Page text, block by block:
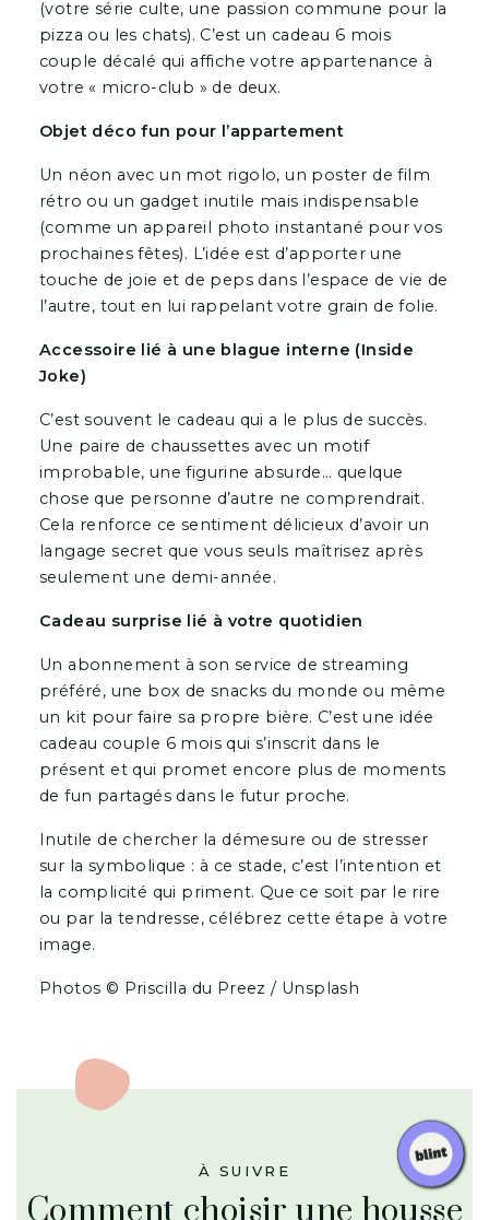
(votre série culte, une passion commune pour la
pizza ou les chats). C’est un cadeau 6 mois
couple décalé qui affiche votre appartenance à
votre « micro-club » de deux.
Objet déco fun pour l’appartement
Un néon avec un mot rigolo, un poster de film
rétro ou un gadget inutile mais indispensable
(comme un appareil photo instantané pour vos
prochaines fêtes). L’idée est d’apporter une
touche de joie et de peps dans l’espace de vie de
l’autre, tout en lui rappelant votre grain de folie.
Accessoire lié à une blague interne (Inside
Joke)
C’est souvent le cadeau qui a le plus de succès.
Une paire de chaussettes avec un motif
improbable, une figurine absurde… quelque
chose que personne d’autre ne comprendrait.
Cela renforce ce sentiment délicieux d’avoir un
langage secret que vous seuls maîtrisez après
seulement une demi-année.
Cadeau surprise lié à votre quotidien
Un abonnement à son service de streaming
préféré, une box de snacks du monde ou même
un kit pour faire sa propre bière. C’est une idée
cadeau couple 6 mois qui s’inscrit dans le
présent et qui promet encore plus de moments
de fun partagés dans le futur proche.
Inutile de chercher la démesure ou de stresser
sur la symbolique : à ce stade, c’est l’intention et
la complicité qui priment. Que ce soit par le rire
ou par la tendresse, célébrez cette étape à votre
image.
Photos © Priscilla du Preez / Unsplash
À SUIVRE
Comment choisir une housse